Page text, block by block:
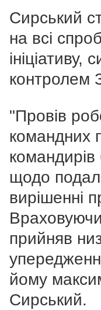
Сирський
на всі
ініціативу,
контролем
"Провів
командних
командирів
щодо
вирішенні
прийняв
йому
Сирський.